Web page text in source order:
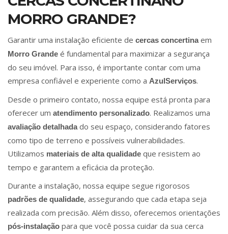
MORRO GRANDE?
Garantir uma instalação eficiente de cercas concertinaem
Morro Grande é fundamental para maximizar a segurança
do seu imóvel. Para isso, é importante contar com uma
empresa confiável e experiente como a AzulServiços.
Desde o primeiro contato, nossa equipe está pronta para
oferecer um atendimento personalizado. Realizamos uma
avaliação detalhadado seu espaço, considerando fatores
como tipo de terreno e possíveis vulnerabilidades.
Utilizamos materiais de alta qualidade que resistem ao
tempo e garantem a eficácia da proteção.
Durante a instalação, nossa equipe segue rigorosos
padrões de qualidade, assegurando que cada etapa seja
realizada com precisão. Além disso, oferecemos orientações
pós-instalação para que você possa cuidar da sua cerca